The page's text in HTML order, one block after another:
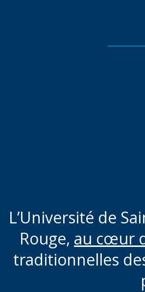
L’Université de
Rouge, au cœur
traditionnelles